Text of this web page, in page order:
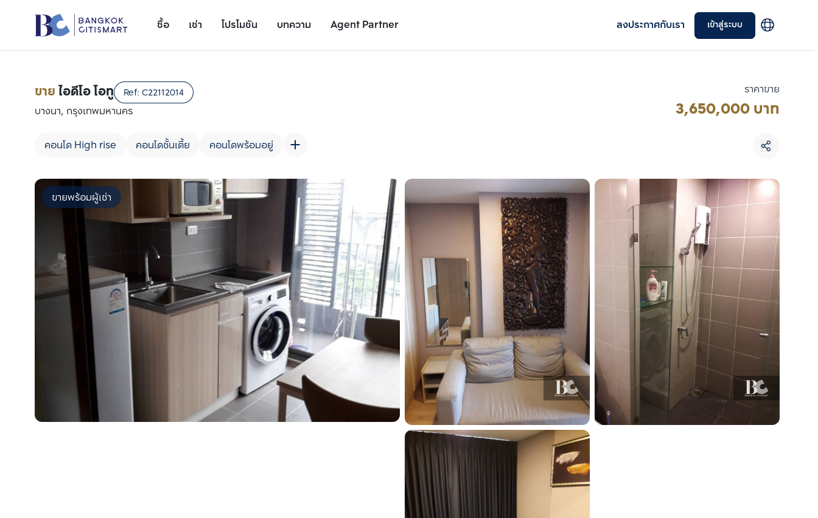
ซื้อ เช่า โปรโมชัน บทความ Agent Partner ลงประกาศกับเรา เข้าสู่ระบบ
รายละเอียดยูนิต
ขายไอดีโอ โอทู Ref: C22112014
บางนา, กรุงเทพมหานคร
คอนโด High rise คอนโดชั้นเตี้ย คอนโดพร้อมอยู่
ราคาขาย
3,650,000 บาท
ขายพร้อมผู้เช่า
เพิ่มยูนิตเปรียบเทียบ
รายการที่ 1
เพิ่มยูนิตเปรียบเทียบ
รายการที่ 2
เพิ่มยูนิตเปรียบเทียบ
รายการที่ 3
เลือกยูนิตเพื่อเปรียบเทียบ
เลือกได้สูงสุด 3 รายการ
เปรียบเทียบ